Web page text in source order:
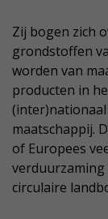
Zij bogen zich
grondstoffen
worden van
producten in
maatschappij.
of Europees
verduurzaming
circulaire